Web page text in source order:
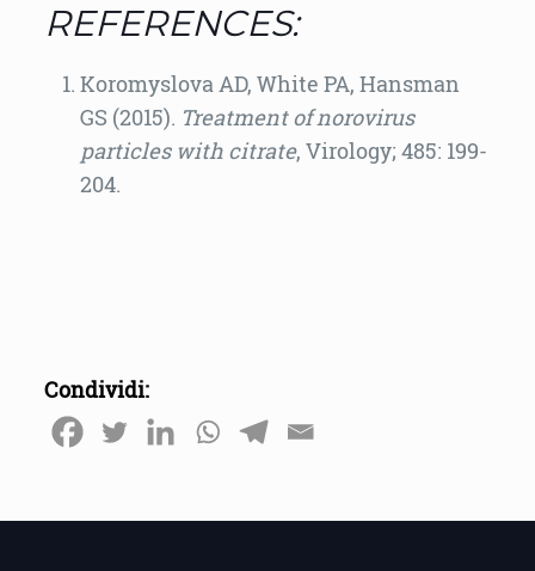
REFERENCES:
Koromyslova AD, White PA, Hansman
GS (2015). Treatment of norovirus
particles with citrate, Virology; 485: 199-
204.
Condividi: